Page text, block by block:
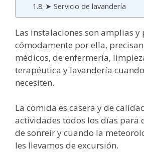
➤ Servicio de lavandería
Las instalaciones son amplias
cómodamente por ella,
médicos, de enfermería,
terapéutica y lavandería
necesiten.
La comida es casera y de
actividades todos los días para
de sonreír y cuando la
les llevamos de excursión.